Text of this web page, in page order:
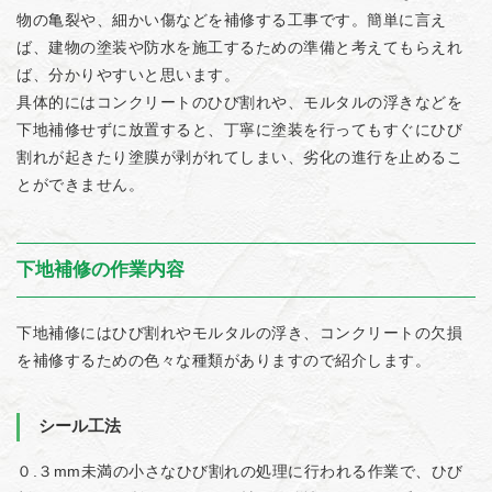
物の亀裂や、細かい傷などを補修する工事です。簡単に言え
ば、建物の塗装や防水を施工するための準備と考えてもらえれ
ば、分かりやすいと思います。
具体的にはコンクリートのひび割れや、モルタルの浮きなどを
下地補修せずに放置すると、丁寧に塗装を行ってもすぐにひび
割れが起きたり塗膜が剥がれてしまい、劣化の進行を止めるこ
とができません。
下地補修の作業内容
下地補修にはひび割れやモルタルの浮き、コンクリートの欠損
を補修するための色々な種類がありますので紹介します。
シール工法
０.３mm未満の小さなひび割れの処理に行われる作業で、ひび